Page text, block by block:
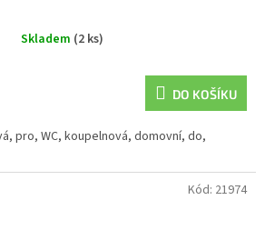
Skladem (2 ks)
DO KOŠÍKU
pro, WC, koupelnová, domovní, do,
Kód: 21974